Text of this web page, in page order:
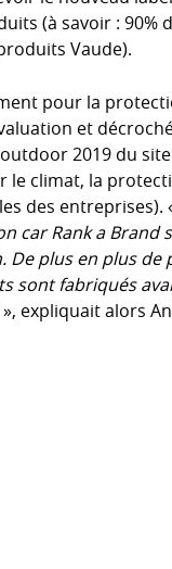
(à savoir : 90%
Vaude).
pour la
et
2019 du
le climat, la
des entreprises).
car Rank a Brand
plus en plus de
sont fabriqués
», expliquait alors